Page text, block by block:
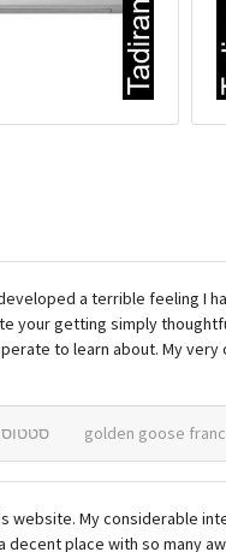
a terrible feeling I
your getting simply
to learn about. My
My considerable
place with so many